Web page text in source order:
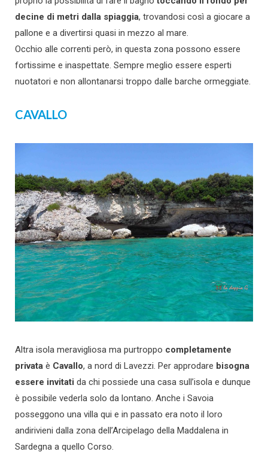
decine di metri dalla spiaggia, trovandosi così a giocare a
pallone e a divertirsi quasi in mezzo al mare.
Occhio alle correnti però, in questa zona possono essere
fortissime e inaspettate. Sempre meglio essere esperti
nuotatori e non allontanarsi troppo dalle barche ormeggiate.
CAVALLO
Altra isola meravigliosa ma purtroppo completamente
privata è Cavallo, a nord di Lavezzi. Per approdare bisogna
essere invitati da chi possiede una casa sull’isola e dunque
è possibile vederla solo da lontano. Anche i Savoia
posseggono una villa qui e in passato era noto il loro
andirivieni dalla zona dell’Arcipelago della Maddalena in
Sardegna a quello Corso.